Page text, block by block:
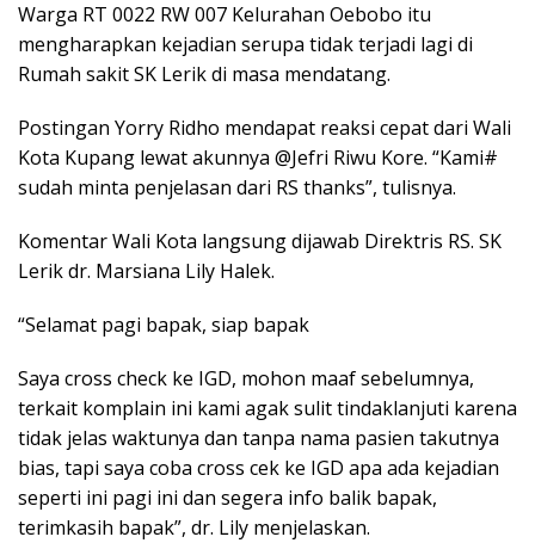
Warga RT 0022 RW 007 Kelurahan Oebobo itu
mengharapkan kejadian serupa tidak terjadi lagi di
Rumah sakit SK Lerik di masa mendatang.
Postingan Yorry Ridho mendapat reaksi cepat dari Wali
Kota Kupang lewat akunnya @Jefri Riwu Kore. “Kami#
sudah minta penjelasan dari RS thanks”, tulisnya.
Komentar Wali Kota langsung dijawab Direktris RS. SK
Lerik dr. Marsiana Lily Halek.
“Selamat pagi bapak, siap bapak
Saya cross check ke IGD, mohon maaf sebelumnya,
terkait komplain ini kami agak sulit tindaklanjuti karena
tidak jelas waktunya dan tanpa nama pasien takutnya
bias, tapi saya coba cross cek ke IGD apa ada kejadian
seperti ini pagi ini dan segera info balik bapak,
terimkasih bapak”, dr. Lily menjelaskan.